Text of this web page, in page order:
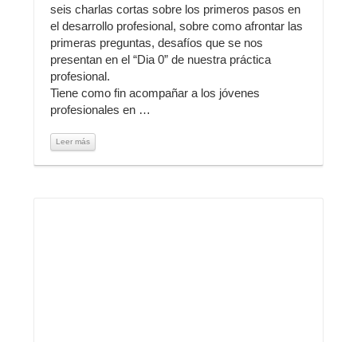
seis charlas cortas sobre los primeros pasos en
el desarrollo profesional, sobre como afrontar las
primeras preguntas, desafíos que se nos
presentan en el “Dia 0” de nuestra práctica
profesional.
Tiene como fin acompañar a los jóvenes
profesionales en …
Leer más